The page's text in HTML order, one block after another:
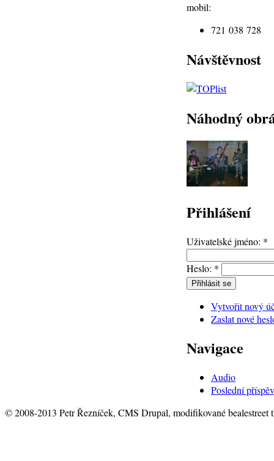
mobil:
721 038 728
Návštěvnost
Náhodný
Přihlášení
Uživatelské jméno: *
Heslo: *
Vytvořit nový
Zaslat nové
Navigace
Audio
Poslední
© 2008-2013 Petr Řezníček, CMS Drupal, modifikované bealestreet